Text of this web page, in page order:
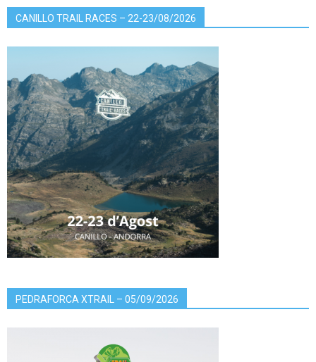
CANILLO TRAIL RACES – 22-23/08/2026
PEDRAFORCA XTRAIL – 05/09/2026